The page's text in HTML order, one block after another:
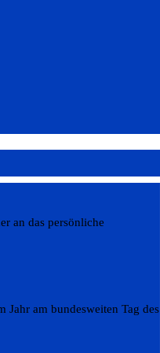
an das persönliche
Jahr am bundesweiten Tag des